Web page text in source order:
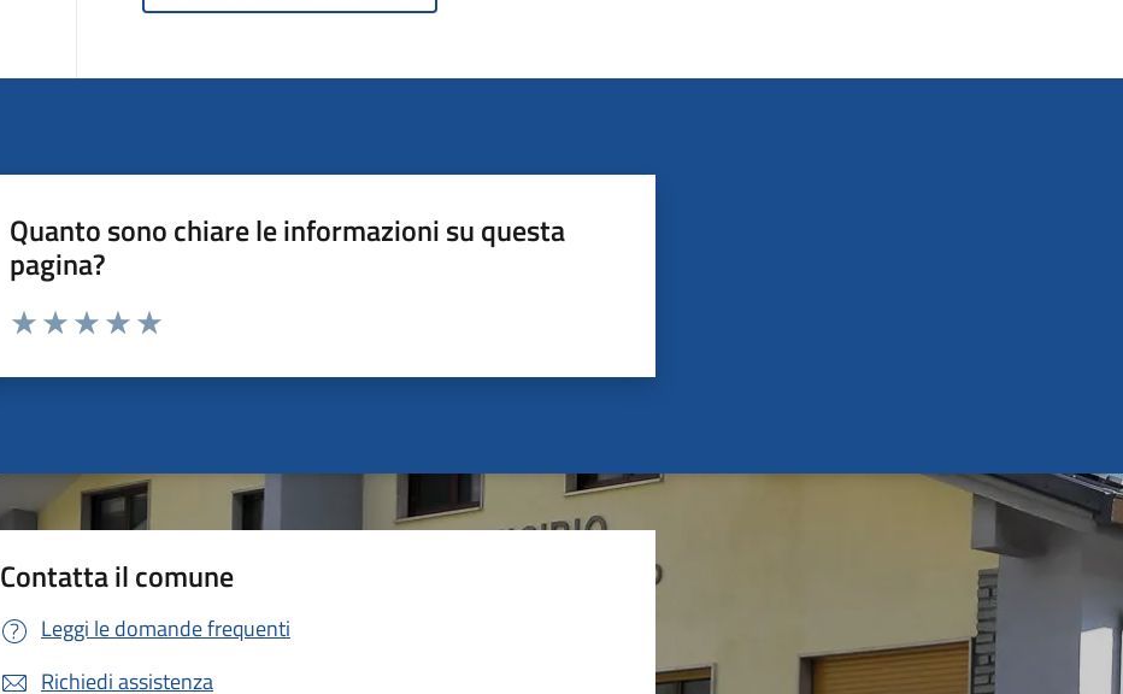
Quanto sono chiare le informazioni su questa
pagina?
Valuta da 1 a 5 stelle la pagina
Contatta il comune
Leggi le domande frequenti
Richiedi assistenza